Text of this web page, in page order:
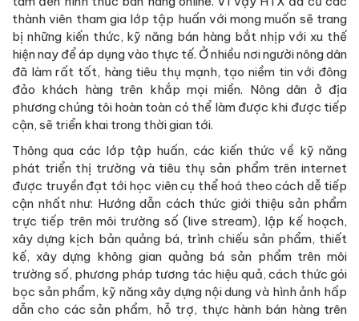
thành viên tham gia lớp tập huấn với mong muốn sẽ trang
bị những kiến thức, kỹ năng bán hàng bắt nhịp với xu thế
hiện nay để áp dụng vào thực tế. Ở nhiều nơi người nông dân
đã làm rất tốt, hàng tiêu thụ mạnh, tạo niềm tin với đông
đảo khách hàng trên khắp mọi miền. Nông dân ở địa
phương chúng tôi hoàn toàn có thể làm được khi được tiếp
cận, sẽ triển khai trong thời gian tới.
Thông qua các lớp tập huấn, các kiến thức về kỹ năng
phát triển thị trường và tiêu thụ sản phẩm trên internet
được truyền đạt tới học viên cụ thể hoá theo cách dễ tiếp
cận nhất như: Hướng dẫn cách thức giới thiệu sản phẩm
trực tiếp trên môi trường số (live stream), lập kế hoạch,
xây dựng kịch bản quảng bá, trình chiếu sản phẩm, thiết
kế, xây dựng không gian quảng bá sản phẩm trên môi
trường số, phương pháp tương tác hiệu quả, cách thức gói
bọc sản phẩm, kỹ năng xây dựng nội dung và hình ảnh hấp
dẫn cho các sản phẩm, hỗ trợ, thực hành bán hàng trên